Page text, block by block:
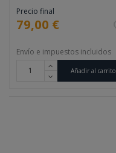
Precio final
79,00 €
Envío e impuestos incluidos
Añadir al carrito